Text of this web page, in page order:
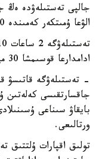
الۋعا ۇمىتكەر كەمىندە 50 بالل جيناۋى ءتيىس.
ادامدارعا قوسىمشا 30 مينۋت قاراستىرىلعان.
بايقاۋ سىناعى
ورتالىعى.